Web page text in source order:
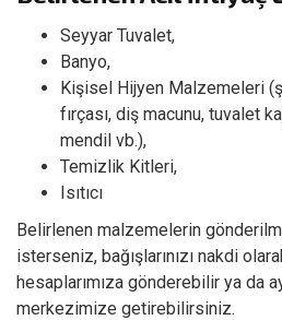
Seyyar Tuvalet,
Banyo,
Kişisel Hijyen Malzemeleri
fırçası, diş macunu, tuvalet
mendil vb.),
Temizlik Kitleri,
Isıtıcı
Belirlenen malzemelerin
isterseniz, bağışlarınızı nakdi
hesaplarımıza gönderebilir ya da
merkezimize getirebilirsiniz.